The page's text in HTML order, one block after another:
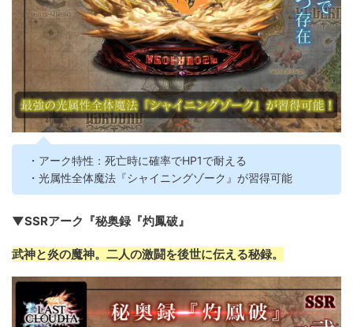
・アーク特性：死亡時に確率でHP1で耐える
・光属性全体魔法『シャイニングゾーク』が習得可能
▼SSRアーク『秘奥録『灼鳳破』
武神と炎の魔神。二人の激闘を後世に伝える秘録。